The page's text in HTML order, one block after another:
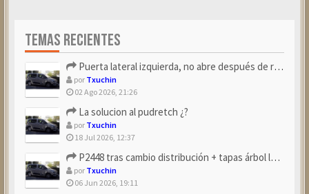
TEMAS RECIENTES
Puerta lateral izquierda, no abre después de repostar.
por Txuchin
02 Ago 2026, 21:26
La solucion al pudretch ¿?
por Txuchin
18 Jul 2026, 12:37
P2448 tras cambio distribución + tapas árbol levas
por Txuchin
06 Jun 2026, 19:11